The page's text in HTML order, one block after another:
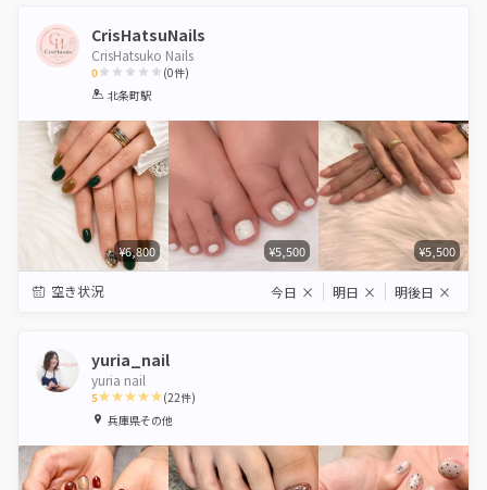
CrisHatsuNails
CrisHatsuko Nails
0
1 2 3 4 5
(0件)
北条町駅
¥6,800 ¥5,500 ¥5,500
空き状況 今日 × 明日 × 明後日 ×
yuria_nail
yuria nail
5
1 2 3 4 5
(22件)
兵庫県その他